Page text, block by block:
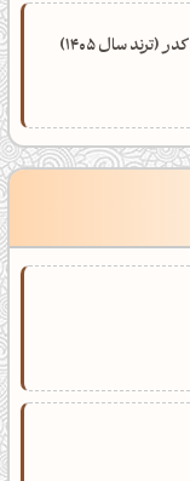
سال 1405)